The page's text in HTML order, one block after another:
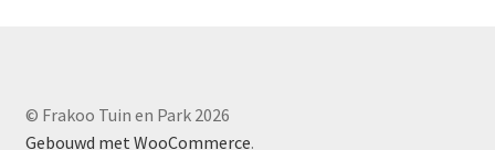
© Frakoo Tuin en Park 2026
Gebouwd met WooCommerce.